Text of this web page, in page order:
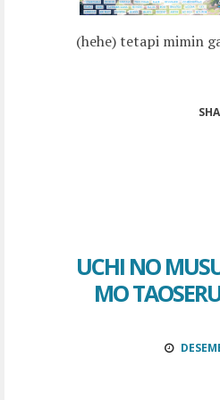
(hehe) tetapi mimin
UCHI NO
MO